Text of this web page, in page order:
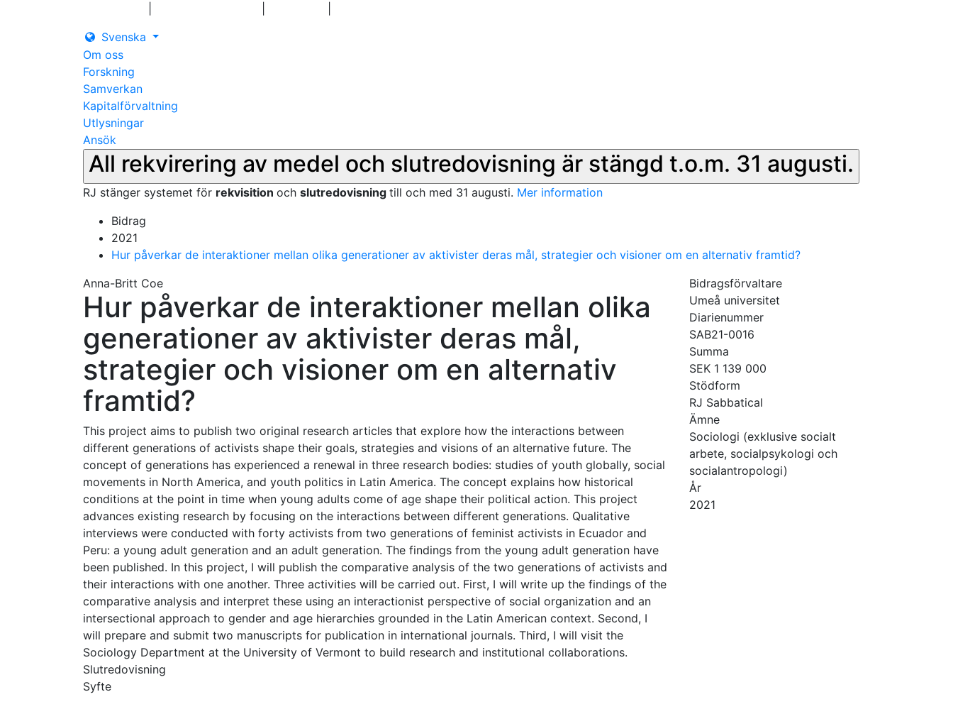
Svenska
Om oss
Forskning
Samverkan
Kapitalförvaltning
Utlysningar
Ansök
All rekvirering av medel och slutredovisning är stängd t.o.m. 31 augusti.
RJ stänger systemet för rekvisition och slutredovisning till och med 31 augusti. Mer information
Bidrag
2021
Hur påverkar de interaktioner mellan olika generationer av aktivister deras mål, strategier och visioner om en alternativ framtid?
Anna-Britt Coe
Hur påverkar de interaktioner mellan olika
generationer av aktivister deras mål,
strategier och visioner om en alternativ
framtid?
This project aims to publish two original research articles that explore how the interactions between
different generations of activists shape their goals, strategies and visions of an alternative future. The
concept of generations has experienced a renewal in three research bodies: studies of youth globally, social
movements in North America, and youth politics in Latin America. The concept explains how historical
conditions at the point in time when young adults come of age shape their political action. This project
advances existing research by focusing on the interactions between different generations. Qualitative
interviews were conducted with forty activists from two generations of feminist activists in Ecuador and
Peru: a young adult generation and an adult generation. The findings from the young adult generation have
been published. In this project, I will publish the comparative analysis of the two generations of activists and
their interactions with one another. Three activities will be carried out. First, I will write up the findings of the
comparative analysis and interpret these using an interactionist perspective of social organization and an
intersectional approach to gender and age hierarchies grounded in the Latin American context. Second, I
will prepare and submit two manuscripts for publication in international journals. Third, I will visit the
Sociology Department at the University of Vermont to build research and institutional collaborations.
Slutredovisning
Syfte
Bidragsförvaltare
Umeå universitet
Diarienummer
SAB21-0016
Summa
SEK 1 139 000
Stödform
RJ Sabbatical
Ämne
Sociologi (exklusive socialt
arbete, socialpsykologi och
socialantropologi)
År
2021